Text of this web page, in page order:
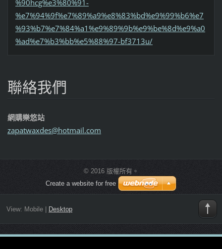
%90hcg%e3%80%91-
%e7%94%9f%e7%89%a9%e8%83%bd%e9%99%b6%e7
%93%b7%e7%84%a1%e9%89%9b%e9%be%8d%e9%a0
%ad%e7%b3%bb%e5%88%97-bf3713u/
聯絡我們
網購樂悠站
zapatwaxdes@hotmail.com
© 2016 版權所有。
Create a website for free
View: Mobile| Desktop